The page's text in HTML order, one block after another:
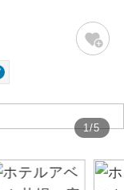
1/5
いる文化遺産や自
です。
るコースです。
ースです。
承いただき
済のみとな
ード決済を
もちまし